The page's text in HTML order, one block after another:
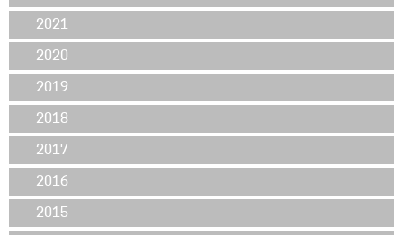
2021
2020
2019
2018
2017
2016
2015